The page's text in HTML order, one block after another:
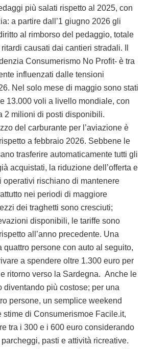
più salati rispetto al 2025, con
a partire dall’1 giugno 2026 gli
al rimborso del pedaggio, totale
causati dai cantieri stradali. Il
Consumerismo No Profit- è tra
influenzati dalle tensioni
Nel solo mese di maggio sono stati
13.000 voli a livello mondiale, con
2 milioni di posti disponibili.
del carburante per l’aviazione è
a febbraio 2026. Sebbene le
trasferire automaticamente tutti gli
acquistati, la riduzione dell’offerta e
operativi rischiano di mantenere
nei periodi di maggiore
dei traghetti sono cresciuti;
disponibili, le tariffe sono
all’anno precedente. Una
quattro persone con auto al seguito,
a spendere oltre 1.300 euro per
ritorno verso la Sardegna. Anche le
diventando più costose; per una
persone, un semplice weekend
stime di Consumerismoe Facile.it,
tra i 300 e i 600 euro considerando
pasti e attività ricreative.